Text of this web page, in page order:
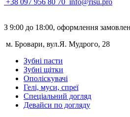
+38 097 956 80 70 info@risu.pro
З 9:00 до 18:00, оформлення
м. Бровари, вул.Я. Мудрого, 28
Зубні пасти
Зубні щітки
Ополіскувачі
Гелі, муси, спреї
Спеціальний догляд
Девайси по догляду